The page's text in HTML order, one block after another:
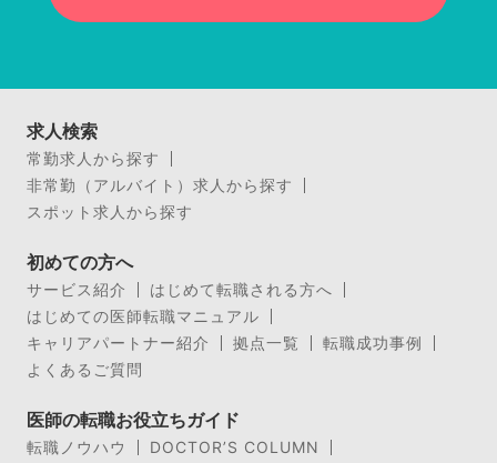
求人検索
常勤求人から探す
非常勤（アルバイト）求人から探す
スポット求人から探す
初めての方へ
サービス紹介
はじめて転職される方へ
はじめての医師転職マニュアル
キャリアパートナー紹介
拠点一覧
転職成功事例
よくあるご質問
医師の転職お役立ちガイド
転職ノウハウ
DOCTOR’S COLUMN